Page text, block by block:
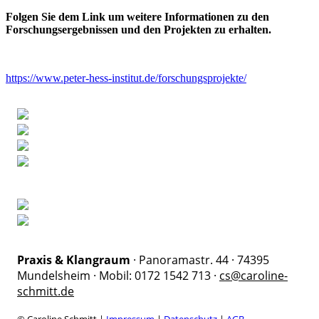
Folgen Sie dem Link um weitere Informationen zu den
Forschungsergebnissen und den Projekten zu erhalten.
https://www.peter-hess-institut.de/forschungsprojekte/
Praxis & Klangraum · Panoramastr. 44 · 74395
Mundelsheim · Mobil: 0172 1542 713 · cs@caroline-
schmitt.de